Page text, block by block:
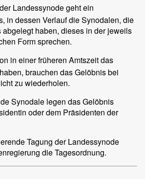
Landessynode geht ein
in dessen Verlauf die Synodalen, die
haben, dieses in der jeweils
Form sprechen.
in einer früheren Amtszeit das
brauchen das Gelöbnis bei
zu wiederholen.
Synodale legen das Gelöbnis
oder dem Präsidenten der
Tagung der Landessynode
die Tagesordnung.